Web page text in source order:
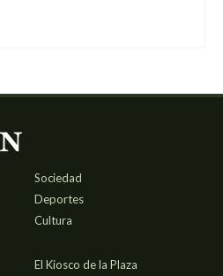
Sociedad
Deportes
Cultura
El Kiosco de la Plaza